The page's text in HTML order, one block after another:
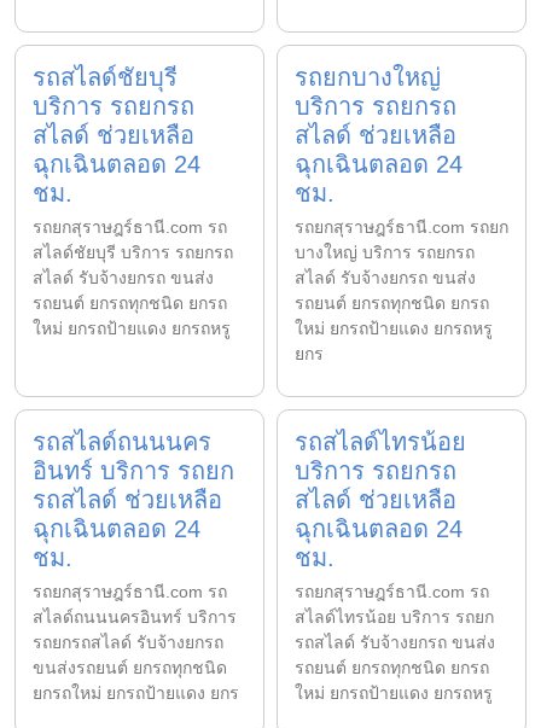
รถสไลด์ชัยบุรี
บริการ รถยกรถ
สไลด์ ช่วยเหลือ
ฉุกเฉินตลอด 24
ชม.
รถยกสุราษฎร์ธานี.com รถ
สไลด์ชัยบุรี บริการ รถยกรถ
สไลด์ รับจ้างยกรถ ขนส่ง
รถยนต์ ยกรถทุกชนิด ยกรถ
ใหม่ ยกรถป้ายแดง ยกรถหรู
รถยกบางใหญ่
บริการ รถยกรถ
สไลด์ ช่วยเหลือ
ฉุกเฉินตลอด 24
ชม.
รถยกสุราษฎร์ธานี.com รถยก
บางใหญ่ บริการ รถยกรถ
สไลด์ รับจ้างยกรถ ขนส่ง
รถยนต์ ยกรถทุกชนิด ยกรถ
ใหม่ ยกรถป้ายแดง ยกรถหรู
ยกร
รถสไลด์ถนนนคร
อินทร์ บริการ รถยก
รถสไลด์ ช่วยเหลือ
ฉุกเฉินตลอด 24
ชม.
รถยกสุราษฎร์ธานี.com รถ
สไลด์ถนนนครอินทร์ บริการ
รถยกรถสไลด์ รับจ้างยกรถ
ขนส่งรถยนต์ ยกรถทุกชนิด
ยกรถใหม่ ยกรถป้ายแดง ยกร
รถสไลด์ไทรน้อย
บริการ รถยกรถ
สไลด์ ช่วยเหลือ
ฉุกเฉินตลอด 24
ชม.
รถยกสุราษฎร์ธานี.com รถ
สไลด์ไทรน้อย บริการ รถยก
รถสไลด์ รับจ้างยกรถ ขนส่ง
รถยนต์ ยกรถทุกชนิด ยกรถ
ใหม่ ยกรถป้ายแดง ยกรถหรู